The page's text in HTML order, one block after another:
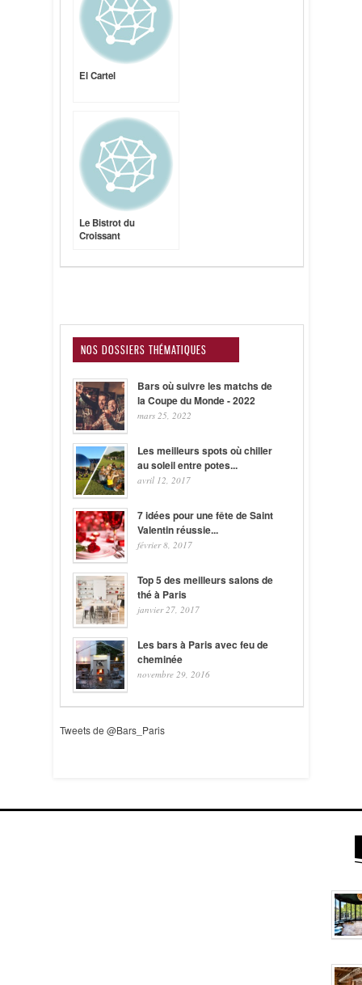
El Cartel
Le Bistrot du
Croissant
NOS DOSSIERS THÉMATIQUES
Bars où suivre les matchs de
la Coupe du Monde - 2022
mars 25, 2022
Les meilleurs spots où chiller
au soleil entre potes...
avril 12, 2017
7 idées pour une fête de Saint
Valentin réussie...
février 8, 2017
Top 5 des meilleurs salons de
thé à Paris
janvier 27, 2017
Les bars à Paris avec feu de
cheminée
novembre 29, 2016
Tweets de @Bars_Paris